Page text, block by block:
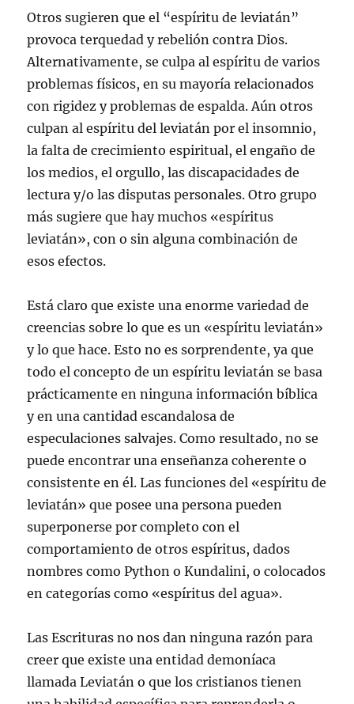
Otros sugieren que el “espíritu de leviatán”
provoca terquedad y rebelión contra Dios.
Alternativamente, se culpa al espíritu de varios
problemas físicos, en su mayoría relacionados
con rigidez y problemas de espalda. Aún otros
culpan al espíritu del leviatán por el insomnio,
la falta de crecimiento espiritual, el engaño de
los medios, el orgullo, las discapacidades de
lectura y/o las disputas personales. Otro grupo
más sugiere que hay muchos «espíritus
leviatán», con o sin alguna combinación de
esos efectos.
Está claro que existe una enorme variedad de
creencias sobre lo que es un «espíritu leviatán»
y lo que hace. Esto no es sorprendente, ya que
todo el concepto de un espíritu leviatán se basa
prácticamente en ninguna información bíblica
y en una cantidad escandalosa de
especulaciones salvajes. Como resultado, no se
puede encontrar una enseñanza coherente o
consistente en él. Las funciones del «espíritu de
leviatán» que posee una persona pueden
superponerse por completo con el
comportamiento de otros espíritus, dados
nombres como Python o Kundalini, o colocados
en categorías como «espíritus del agua».
Las Escrituras no nos dan ninguna razón para
creer que existe una entidad demoníaca
llamada Leviatán o que los cristianos tienen